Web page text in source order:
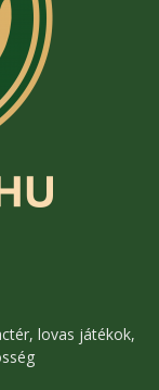
lovas játékok,